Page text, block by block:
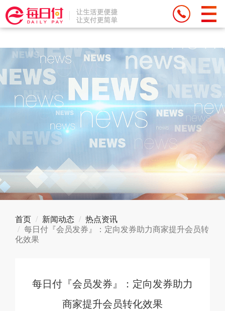
Deprecated: Function eregi() is deprecated in
/weipan/renzhen/source/core/run.php on line 71
首页 新闻动态
热点资讯
每日付『会员发券』：定向发券助力商家提升会员转
化效果
每日付『会员发券』：定向发券助力
商家提升会员转化效果